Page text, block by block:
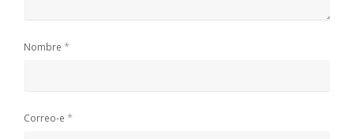
Nombre *
Correo-e *